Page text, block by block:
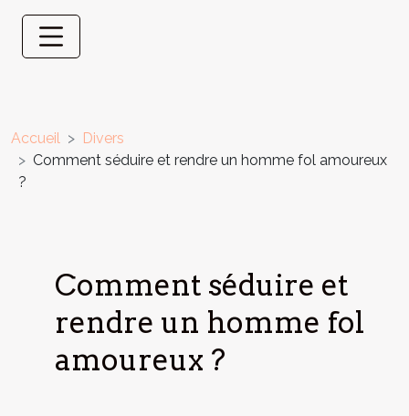
Accueil
Divers
Comment séduire et rendre un homme fol amoureux
?
Comment séduire et
rendre un homme fol
amoureux ?